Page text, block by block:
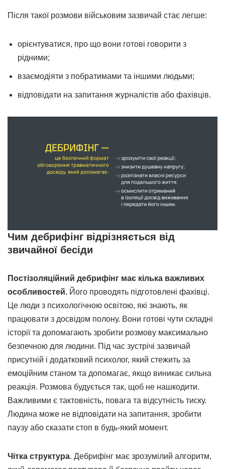
Після такої розмови військовим зазвичай стає легше:
орієнтуватися, про що вони готові говорити з
рідними;
взаємодіяти з побратимами та іншими людьми;
відповідати на запитання журналістів або фахівців.
Чим дебрифінг відрізняється від
звичайної бесіди
Постізоляційний дебрифінг має кілька важливих
особливостей. Його проводять підготовлені фахівці.
Це люди з психологічною освітою, які знають, як
працювати з досвідом полону. Вони готові чути складні
історії та допомагають зробити розмову максимально
безпечною для людини. Під час зустрічі зазвичай
присутній і додатковий психолог, який стежить за
емоційним станом та допомагає, якщо виникає сильна
реакція. Розмова будується так, щоб не нашкодити.
Важливими є тактовність, повага та відсутність тиску.
Людина може не відповідати на запитання, зробити
паузу або сказати стоп в будь-який момент.
Чітка структура. Дебрифінг має зрозумілий алгоритм,